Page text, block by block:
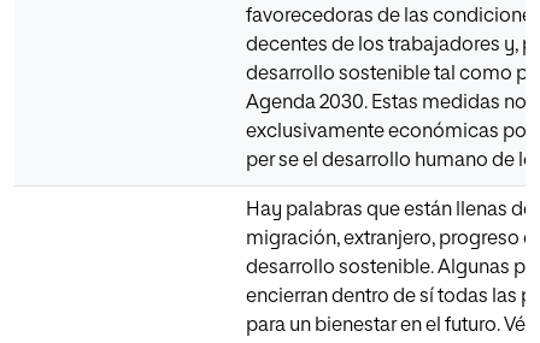
favorecedoras de las
decentes de los trabajadores y,
desarrollo sostenible tal como
Agenda 2030. Estas medidas no
exclusivamente económicas
per se el desarrollo humano de
Hay palabras que están llenas
migración, extranjero, progreso
desarrollo sostenible. Algunas
encierran dentro de sí todas las
para un bienestar en el futuro.